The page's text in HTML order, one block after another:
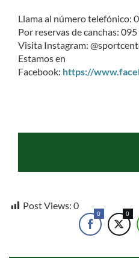
Llama al número telefónico:
Por reservas de canchas:
Visita Instagram:
Estamos en
Facebook: https://
Post Views: 0
0 0